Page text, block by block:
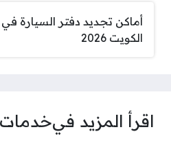
أماكن تجديد دفتر السيارة في
الكويت 2026
اقرأ المزيد فيخدمات